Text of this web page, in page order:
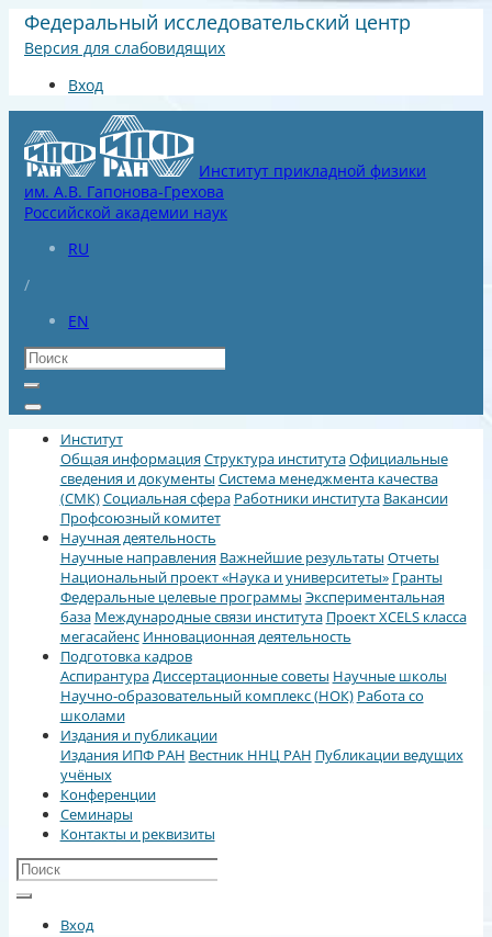
Федеральный исследовательский центр
Версия для слабовидящих
Вход
Институт прикладной физики
им. А.В. Гапонова-Грехова
Российской академии наук
RU
/
EN
Институт
Общая информацияСтруктура институтаОфициальные
сведения и документы Система менеджмента качества
(СМК)Социальная сфера Работники института Вакансии
Профсоюзный комитет
Научная деятельность
Научные направления Важнейшие результаты Отчеты
Национальный проект «Наука и университеты» Гранты
Федеральные целевые программы Экспериментальная
база Международные связи института Проект XCELS класса
мегасайенс Инновационная деятельность
Подготовка кадров
АспирантураДиссертационные советы Научные школы
Научно-образовательный комплекс (НОК) Работа со
школами
Издания и публикации
Издания ИПФ РАН Вестник ННЦ РАН Публикации ведущих
учёных
Конференции
Семинары
Контакты и реквизиты
Вход